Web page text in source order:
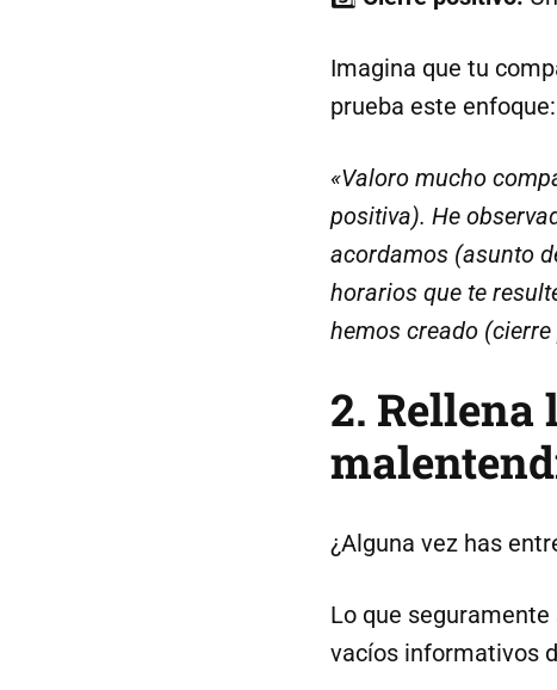
Imagina que tu
prueba este enfoque:
«Valoro mucho
positiva). He
acordamos (asunto
horarios que te
hemos creado
2.
¿Alguna vez has
Lo que
vacíos informativos